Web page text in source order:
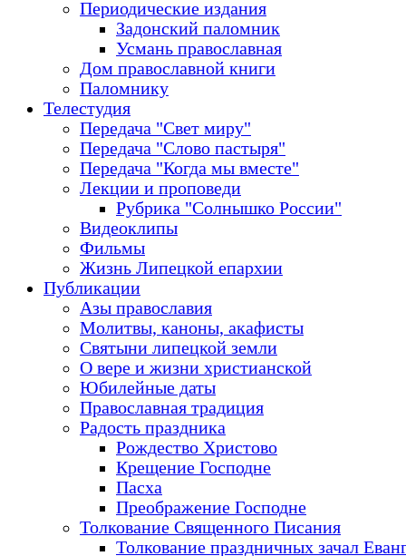
Периодические издания
Задонский паломник
Усмань православная
Дом православной книги
Паломнику
Телестудия
Передача "Свет миру"
Передача "Слово пастыря"
Передача "Когда мы вместе"
Лекции и проповеди
Рубрика "Солнышко России"
Видеоклипы
Фильмы
Жизнь Липецкой епархии
Публикации
Азы православия
Молитвы, каноны, акафисты
Святыни липецкой земли
О вере и жизни христианской
Юбилейные даты
Православная традиция
Радость праздника
Рождество Христово
Крещение Господне
Пасха
Преображение Господне
Толкование Священного Писания
Толкование праздничных зачал